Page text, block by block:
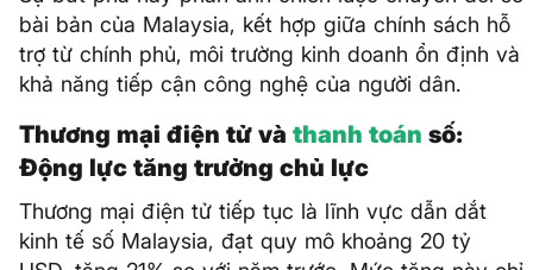
bài bản của Malaysia, kết hợp giữa chính sách hỗ
trợ từ chính phủ, môi trường kinh doanh ổn định và
khả năng tiếp cận công nghệ của người dân.
Thương mại điện tử và thanh toán số:
Động lực tăng trưởng chủ lực
Thương mại điện tử tiếp tục là lĩnh vực dẫn dắt
kinh tế số Malaysia, đạt quy mô khoảng 20 tỷ